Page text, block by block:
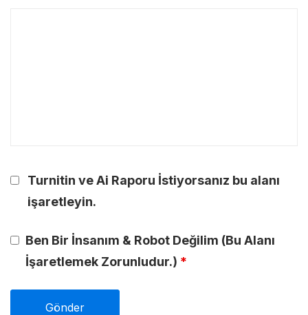
Turnitin ve Ai Raporu İstiyorsanız bu alanı
işaretleyin.
Ben Bir İnsanım & Robot Değilim (Bu Alanı
İşaretlemek Zorunludur.) *